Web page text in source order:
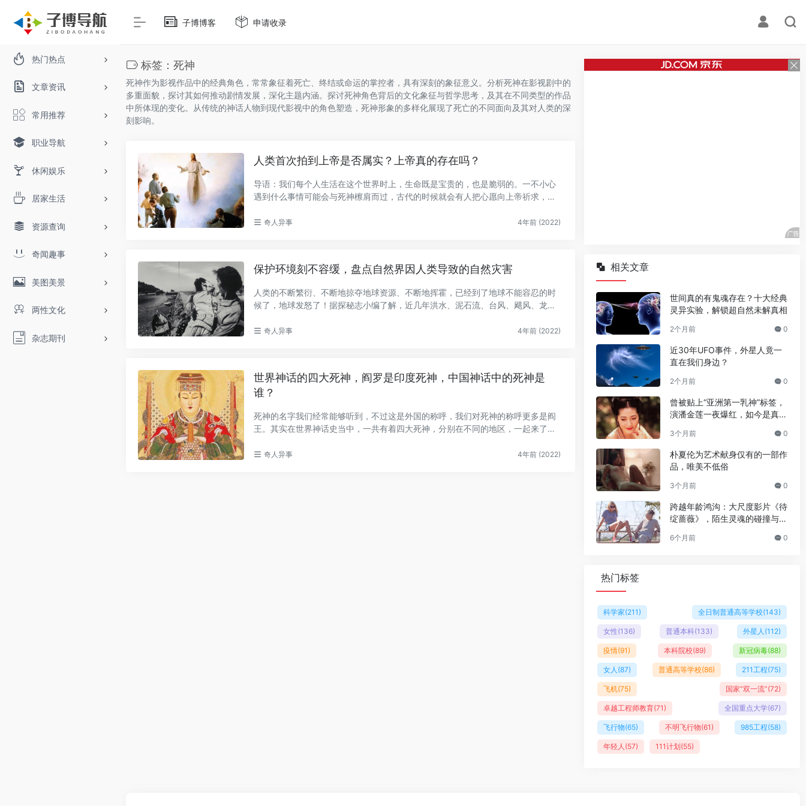
热门热点
文章资讯
常用推荐
职业导航
休闲娱乐
居家生活
资源查询
奇闻趣事
美图美景
两性文化
杂志期刊
子博博客 申请收录
标签：死神
死神作为影视作品中的经典角色，常常象征着死亡、终结或命运的掌控者，具有深刻的象征意义。分析死神在影视剧中的
多重面貌，探讨其如何推动剧情发展，深化主题内涵。探讨死神角色背后的文化象征与哲学思考，及其在不同类型的作品
中所体现的变化。从传统的神话人物到现代影视中的角色塑造，死神形象的多样化展现了死亡的不同面向及其对人类的深
刻影响。
人类首次拍到上帝是否属实？上帝真的存在吗？
导语：我们每个人生活在这个世界时上，生命既是宝贵的，也是脆弱的。一不小心
遇到什么事情可能会与死神檫肩而过，古代的时候就会有人把心愿向上帝祈求，希
奇人异事 4年前 (2022)
保护环境刻不容缓，盘点自然界因人类导致的自然灾害
人类的不断繁衍、不断地掠夺地球资源、不断地挥霍，已经到了地球不能容忍的时
候了，地球发怒了！据探秘志小编了解，近几年洪水、泥石流、台风、飓风、龙卷
奇人异事 4年前 (2022)
世界神话的四大死神，阎罗是印度死神，中国神话中的死神是
谁？
死神的名字我们经常能够听到，不过这是外国的称呼，我们对死神的称呼更多是阎
王。其实在世界神话史当中，一共有着四大死神，分别在不同的地区，一起来了解
奇人异事 4年前 (2022)
相关文章
世间真的有鬼魂存在？十大经典
灵异实验，解锁超自然未解真相
2个月前 0
近30年UFO事件，外星人竟一
直在我们身边？
2个月前 0
曾被贴上“亚洲第一乳神”标签，
演潘金莲一夜爆红，如今是真的
3个月前 0
朴夏伦为艺术献身仅有的一部作
品，唯美不低俗
3个月前 0
跨越年龄鸿沟：大尺度影片《待
绽蔷薇》，陌生灵魂的碰撞与温
6个月前 0
热门标签
科学家(211) 全日制普通高等学校(143)
女性(136) 普通本科(133) 外星人 (112)
疫情(91) 本科院校(89) 新冠病毒(88)
女人 (87) 普通高等学校(86) 211工程(75)
飞机(75) 国家“双一流”(72)
卓越工程师教育(71) 全国重点大学(67)
飞行物(65) 不明飞行物(61) 985工程(58)
年轻人 (57) 111计划(55)